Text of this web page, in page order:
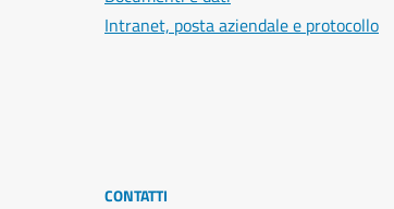
Intranet, posta aziendale e protocollo
CONTATTI